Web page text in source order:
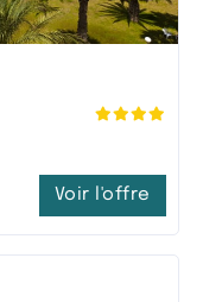
Voir l'offre